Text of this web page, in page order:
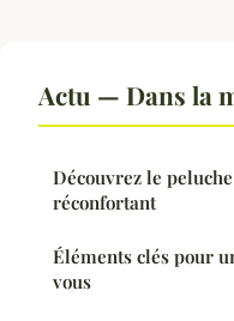
Actu — Dans la
Découvrez le
réconfortant
Éléments clés pour
vous